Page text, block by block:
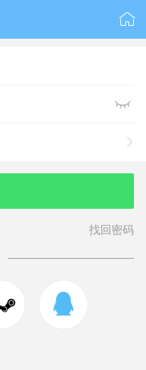



找回密码
